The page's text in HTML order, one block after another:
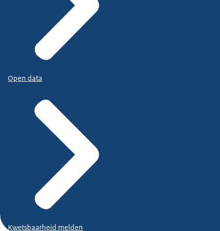
Open data
Kwetsbaarheid melden